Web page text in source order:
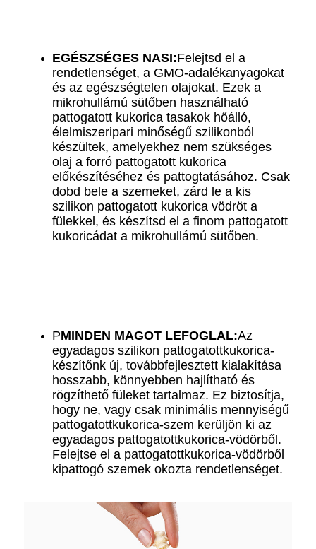
EGÉSZSÉGES NASI:Felejtsd el a
rendetlenséget, a GMO-adalékanyagokat
és az egészségtelen olajokat. Ezek a
mikrohullámú sütőben használható
pattogatott kukorica tasakok hőálló,
élelmiszeripari minőségű szilikonból
készültek, amelyekhez nem szükséges
olaj a forró pattogatott kukorica
előkészítéséhez és pattogtatásához. Csak
dobd bele a szemeket, zárd le a kis
szilikon pattogatott kukorica vödröt a
fülekkel, és készítsd el a finom pattogatott
kukoricádat a mikrohullámú sütőben.
PMINDEN MAGOT LEFOGLAL:Az
egyadagos szilikon pattogatottkukorica-
készítőnk új, továbbfejlesztett kialakítása
hosszabb, könnyebben hajlítható és
rögzíthető füleket tartalmaz. Ez biztosítja,
hogy ne, vagy csak minimális mennyiségű
pattogatottkukorica-szem kerüljön ki az
egyadagos pattogatottkukorica-vödörből.
Felejtse el a pattogatottkukorica-vödörből
kipattogó szemek okozta rendetlenséget.